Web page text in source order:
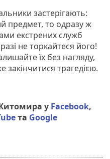
застерігають:
предмет, то одразу ж
екстрених служб
не торкайтеся його!
їх без нагляду,
трагедією.
у Facebook,
та Google